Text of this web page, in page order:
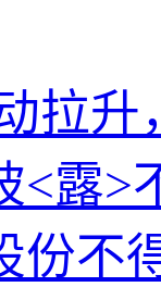
拉
<露>
份不